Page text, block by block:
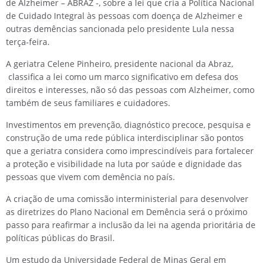
de Alzheimer – ABRAZ -, sobre a lei que cria a Política Nacional
de Cuidado Integral às pessoas com doença de Alzheimer e
outras demências sancionada pelo presidente Lula nessa
terça-feira.
A geriatra Celene Pinheiro, presidente nacional da Abraz,
classifica a lei como um marco significativo em defesa dos
direitos e interesses, não só das pessoas com Alzheimer, como
também de seus familiares e cuidadores.
Investimentos em prevenção, diagnóstico precoce, pesquisa e
construção de uma rede pública interdisciplinar são pontos
que a geriatra considera como imprescindíveis para fortalecer
a proteção e visibilidade na luta por saúde e dignidade das
pessoas que vivem com demência no país.
A criação de uma comissão interministerial para desenvolver
as diretrizes do Plano Nacional em Demência será o próximo
passo para reafirmar a inclusão da lei na agenda prioritária de
políticas públicas do Brasil.
Um estudo da Universidade Federal de Minas Geral em